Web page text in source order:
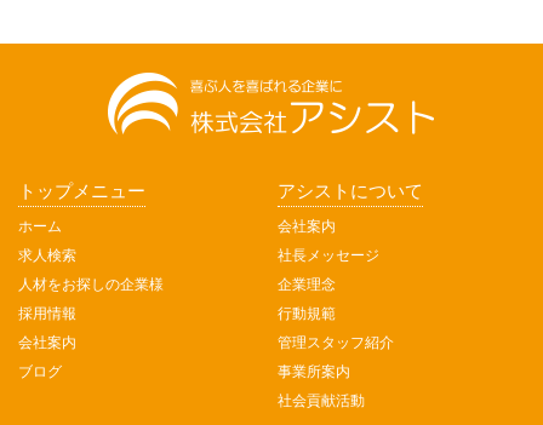
トップメニュー
ホーム
求人検索
人材をお探しの企業様
採用情報
会社案内
ブログ
アシストについて
会社案内
社長メッセージ
企業理念
行動規範
管理スタッフ紹介
事業所案内
社会貢献活動